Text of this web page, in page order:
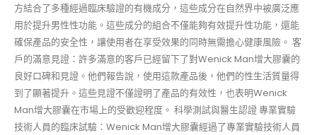
方結合了多種經過臨床驗證的有機成分，這些成分在自然界中被廣泛應
用於提升男性性功能。這些成分的組合不僅能夠有效提升性功能，還能
確保產品的安全性，讓使用者在享受效果的同時無需擔心健康風險。 客
戶的滿意見證：許多滿意的客戶已經留下了對Wenick Man增大膠囊的
良好口碑和見證。他們報告說，使用這款產品後，他們的性生活質量得
到了顯著提升。這些見證不僅證明了產品的有效性，也表明Wenick
Man增大膠囊在市場上的受歡迎程度。 科學測試與醫生認證 專業實驗
技術人員的臨床試驗：Wenick Man增大膠囊經過了專業實驗技術人員